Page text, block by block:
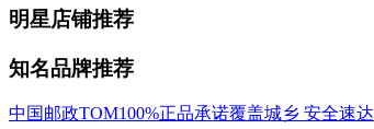
明星店铺推荐
知名品牌推荐
中国邮政TOM100%正品承诺覆盖城乡 安全速达